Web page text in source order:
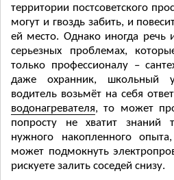
территории постсоветского
могут и гвоздь забить, и
ей место. Однако иногда речь
серьезных проблемах,
только профессионалу –
даже охранник, школьный
водитель возьмёт на себя
водонагревателя, то может
попросту не хватит знаний
нужного накопленного
может подмокнуть
рискуете залить соседей снизу.